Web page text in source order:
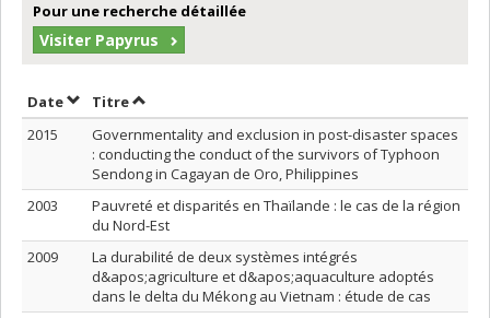
Pour une recherche détaillée
Visiter Papyrus
DateTrier par date en ordre décroissant
TitreTrier par titre en ordre décroissant
2015
Governmentality and exclusion in post-disaster spaces
: conducting the conduct of the survivors of Typhoon
Sendong in Cagayan de Oro, Philippines
2003
Pauvreté et disparités en Thaïlande : le cas de la région
du Nord-Est
2009
La durabilité de deux systèmes intégrés
d&apos;agriculture et d&apos;aquaculture adoptés
dans le delta du Mékong au Vietnam : étude de cas